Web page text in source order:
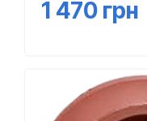
1 470 грн